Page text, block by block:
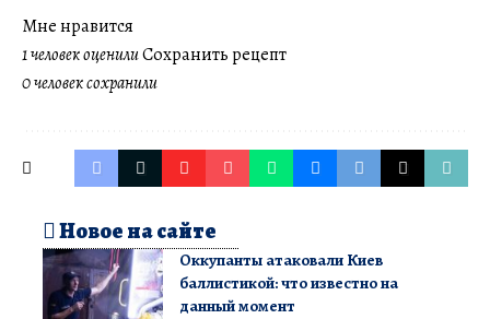
Мне нравится
1 человек оценилиСохранить рецепт
0 человек сохранили
Новое на сайте
Оккупанты атаковали Киев
баллистикой: что известно на
данный момент